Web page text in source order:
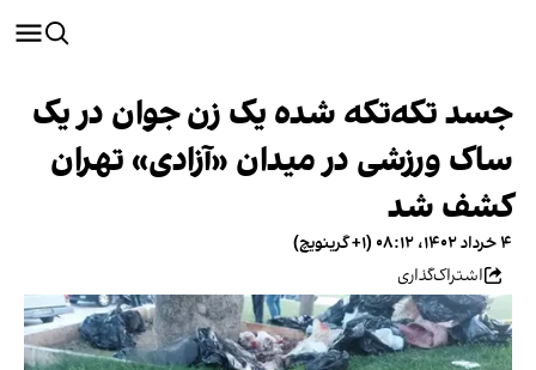
جسد تکه‌تکه شده یک زن جوان در یک
ساک ورزشی در میدان «آزادی» تهران
کشف شد
۴ خرداد ۱۴۰۲، ۰۸:۱۲ (‎+۱ گرینویچ)
اشتراک‌گذاری